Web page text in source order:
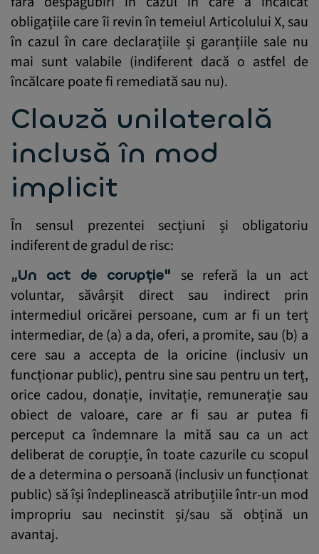
obligațiile care îi revin în temeiul Articolului X, sau
în cazul în care declarațiile și garanțiile sale nu
mai sunt valabile (indiferent dacă o astfel de
încălcare poate fi remediată sau nu).
Clauză unilaterală
inclusă în mod
implicit
În sensul prezentei secțiuni și obligatoriu
indiferent de gradul de risc:
„Un act de corupție" se referă la un act
voluntar, săvârșit direct sau indirect prin
intermediul oricărei persoane, cum ar fi un terț
intermediar, de (a) a da, oferi, a promite, sau (b) a
cere sau a accepta de la oricine (inclusiv un
funcționar public), pentru sine sau pentru un terț,
orice cadou, donație, invitație, remunerație sau
obiect de valoare, care ar fi sau ar putea fi
perceput ca îndemnare la mită sau ca un act
deliberat de corupție, în toate cazurile cu scopul
de a determina o persoană (inclusiv un funcționat
public) să își îndeplinească atribuțiile într-un mod
impropriu sau necinstit și/sau să obțină un
avantaj.